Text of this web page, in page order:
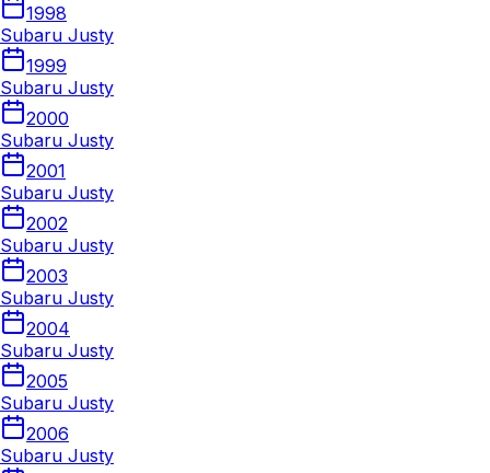
1998
Subaru Justy
1999
Subaru Justy
2000
Subaru Justy
2001
Subaru Justy
2002
Subaru Justy
2003
Subaru Justy
2004
Subaru Justy
2005
Subaru Justy
2006
Subaru Justy